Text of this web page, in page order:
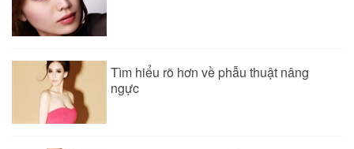
Tìm hiểu rõ hơn về phẫu thuật nâng
ngực